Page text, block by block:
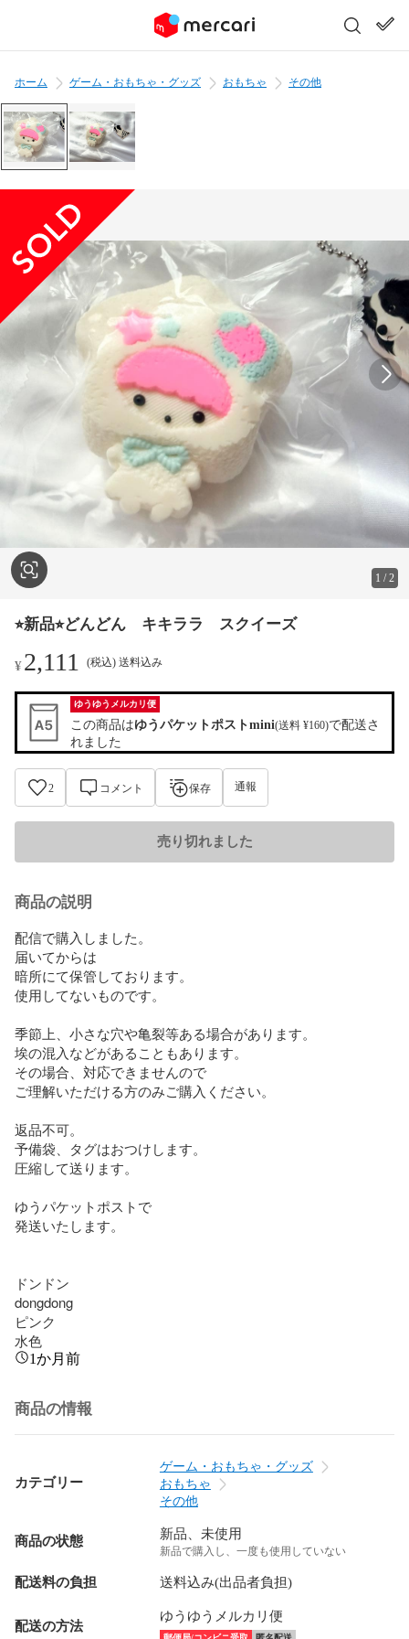
ホーム ゲーム・おもちゃ・グッズ おもちゃ その他
1 /2
⭐︎新品⭐︎どんどん キキララ スクイーズ
¥2,111 (税込) 送料込み
ゆうゆうメルカリ便
この商品はゆうパケットポストmini(送料 ¥160)で配送さ
れました
2 コメント 保存 通報
売り切れました
商品の説明
配信で購入しました。
届いてからは
暗所にて保管しております。
使用してないものです。
季節上、小さな穴や亀裂等ある場合があります。
埃の混入などがあることもあります。
その場合、対応できませんので
ご理解いただける方のみご購入ください。
返品不可。
予備袋、タグはおつけします。
圧縮して送ります。
ゆうパケットポストで
発送いたします。
ドンドン
dongdong
ピンク
水色
1か月前
商品の情報
カテゴリー
ゲーム・おもちゃ・グッズ
おもちゃ
その他
商品の状態 新品、未使用
新品で購入し、一度も使用していない
配送料の負担 送料込み(出品者負担)
配送の方法
ゆうゆうメルカリ便